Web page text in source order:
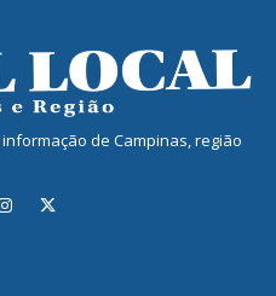
informação de Campinas, região